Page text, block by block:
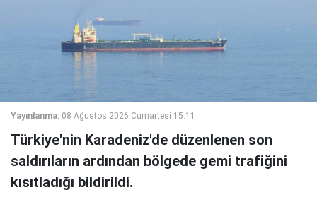
Yayınlanma: 08 Ağustos 2026 Cumartesi 15:11
Türkiye'nin Karadeniz'de düzenlenen son
saldırıların ardından bölgede gemi trafiğini
kısıtladığı bildirildi.